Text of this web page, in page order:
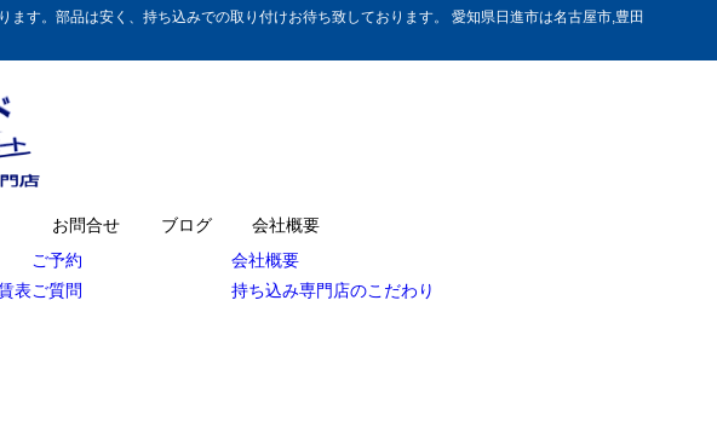
す。部品は安く、持ち込みでの取り付けお待ち致しております。 愛知県日進市は名古屋市,豊田
表
お問合せ
ご予約
ご質問
ブログ
会社概要
会社概要
持ち込み専門店のこだわり